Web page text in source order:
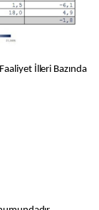
Faaliyet İlleri Bazında